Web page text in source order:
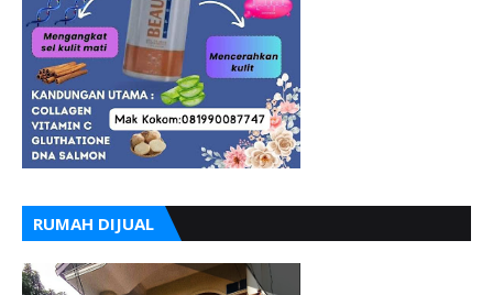
RUMAH DIJUAL